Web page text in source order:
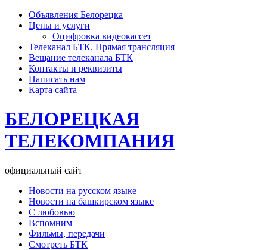
Объявления Белорецка
Цены и услуги
Оцифровка видеокассет
Телеканал БТК. Прямая трансляция
Вещание телеканала БТК
Контакты и реквизиты
Написать нам
Карта сайта
БЕЛОРЕЦКАЯ
ТЕЛЕКОМПАНИЯ
официальный сайт
Новости на русском языке
Новости на башкирском языке
С любовью
Вспомним
Фильмы, передачи
Смотреть БТК